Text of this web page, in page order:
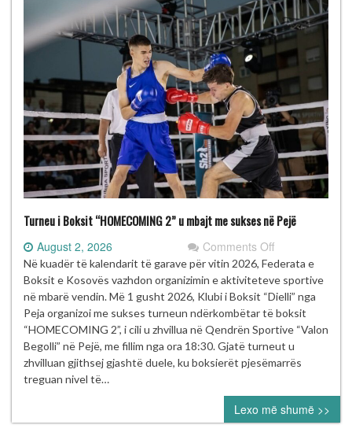
Turneu i Boksit “HOMECOMING 2” u mbajt me sukses në Pejë
August 2, 2026 Comments Offon
Turneu
i
Boksit
2”
u
mbajt
sukses
në
Pejë
Në kuadër të kalendarit të garave për vitin 2026, Federata e
Boksit e Kosovës vazhdon organizimin e aktiviteteve sportive
në mbarë vendin. Më 1 gusht 2026, Klubi i Boksit “Dielli” nga
Peja organizoi me sukses turneun ndërkombëtar të boksit
“HOMECOMING 2”, i cili u zhvillua në Qendrën Sportive “Valon
Begolli” në Pejë, me fillim nga ora 18:30. Gjatë turneut u
zhvilluan gjithsej gjashtë duele, ku boksierët pjesëmarrës
treguan nivel të…
Lexo më shumë >>